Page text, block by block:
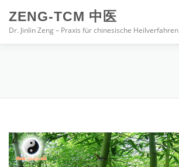
Inhalt
springen
ZENG-TCM 中医
Dr. Jinlin Zeng – Praxis für chinesische Heilverfahren
IMPRESSUM